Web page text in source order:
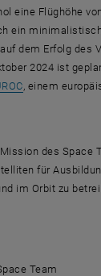
eine Flüghöhe
ein
auf dem Erfolg des
2024 ist
, öffnet eine
, einem
des Space
für
im Orbit zu
URL in einem
Team